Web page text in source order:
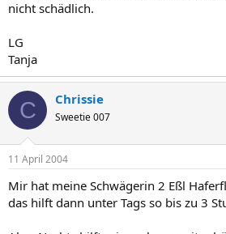
nicht schädlich.
LG
Tanja
C Chrissie
Sweetie 007
11 April 2004
Mir hat meine Schwägerin 2 Eßl
das hilft dann unter Tags so bis zu 3